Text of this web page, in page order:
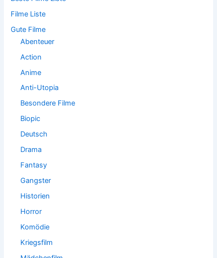
c
h
Filme Liste
Gute Filme
Abenteuer
Action
Anime
Anti-Utopia
Besondere Filme
Biopic
Deutsch
Drama
Fantasy
Gangster
Historien
Horror
Komödie
Kriegsfilm